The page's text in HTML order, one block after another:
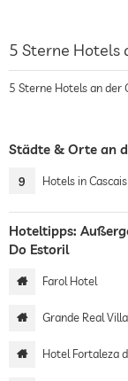
5 Sterne Hotels
5 Sterne Hotels an der
Städte & Orte an
9 Hotels in Cascais
Hoteltipps:
Do Estoril
Farol Hotel
Grande Real
Hotel Fortaleza